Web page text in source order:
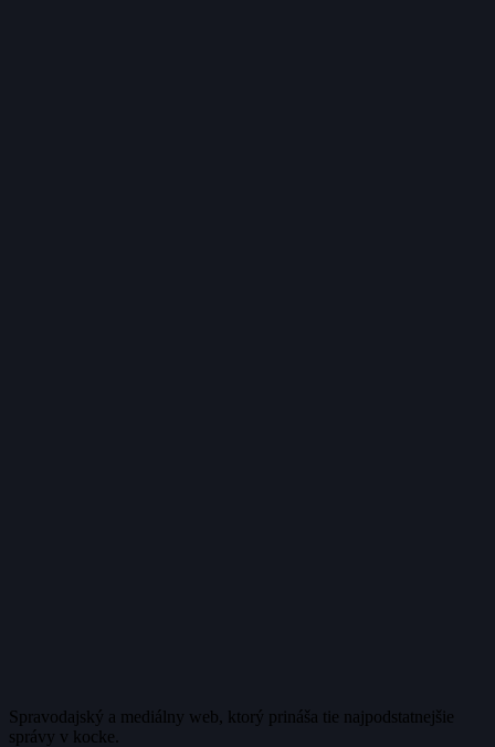
Spravodajský a mediálny web, ktorý prináša tie najpodstatnejšie
správy v kocke.